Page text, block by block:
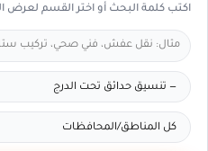
اكتب كلمة البحث أو اختر القسم لعرض